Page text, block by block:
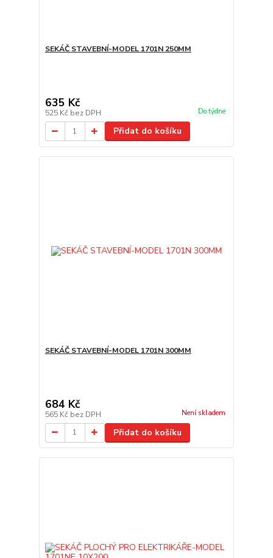
SEKÁČ STAVEBNÍ-MODEL 1701N 250MM
635 Kč
525 Kč bez DPH Do týdne
Přidat do košíku
SEKÁČ STAVEBNÍ-MODEL 1701N 300MM
684 Kč
565 Kč bez DPH Není skladem
Přidat do košíku